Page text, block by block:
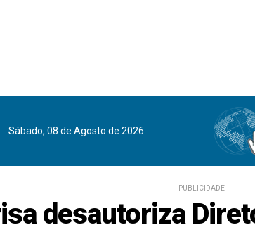
Sábado, 08 de Agosto de 2026
PUBLICIDADE
desautoriza